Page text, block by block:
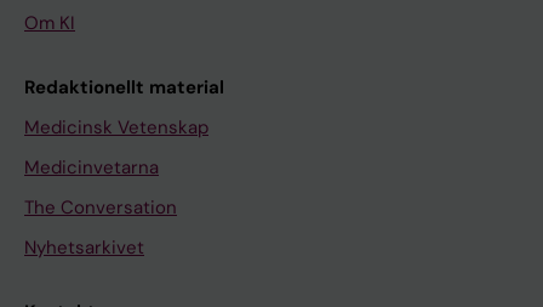
Om KI
Redaktionellt material
Medicinsk Vetenskap
Medicinvetarna
The Conversation
Nyhetsarkivet